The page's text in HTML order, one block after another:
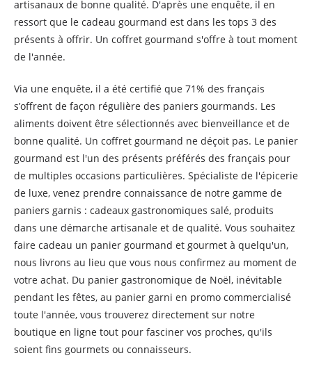
artisanaux de bonne qualité. D'après une enquête, il en
ressort que le cadeau gourmand est dans les tops 3 des
présents à offrir. Un coffret gourmand s'offre à tout moment
de l'année.
Via une enquête, il a été certifié que 71% des français
s’offrent de façon régulière des paniers gourmands. Les
aliments doivent être sélectionnés avec bienveillance et de
bonne qualité. Un coffret gourmand ne déçoit pas. Le panier
gourmand est l'un des présents préférés des français pour
de multiples occasions particulières. Spécialiste de l'épicerie
de luxe, venez prendre connaissance de notre gamme de
paniers garnis : cadeaux gastronomiques salé, produits
dans une démarche artisanale et de qualité. Vous souhaitez
faire cadeau un panier gourmand et gourmet à quelqu'un,
nous livrons au lieu que vous nous confirmez au moment de
votre achat. Du panier gastronomique de Noël, inévitable
pendant les fêtes, au panier garni en promo commercialisé
toute l'année, vous trouverez directement sur notre
boutique en ligne tout pour fasciner vos proches, qu'ils
soient fins gourmets ou connaisseurs.